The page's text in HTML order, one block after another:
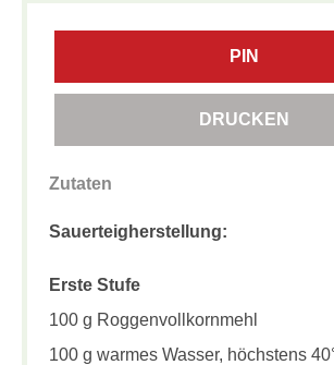
PIN
DRUCKEN
Zutaten
Sauerteigherstellung:
Erste Stufe
100 g Roggenvollkornmehl
100 g warmes Wasser, höchstens